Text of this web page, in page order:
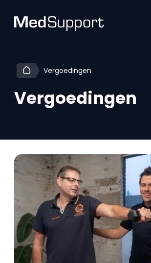
Vergoedingen
Vergoedingen